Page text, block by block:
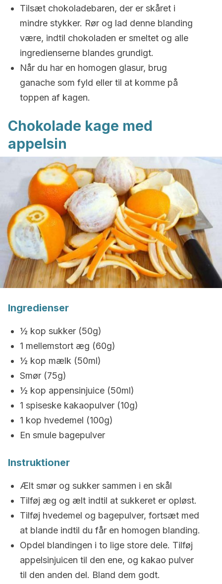
Tilsæt chokoladebaren, der er skåret i
mindre stykker. Rør og lad denne blanding
være, indtil chokoladen er smeltet og alle
ingredienserne blandes grundigt.
Når du har en homogen glasur, brug
ganache som fyld eller til at komme på
toppen af kagen.
Chokolade kage med
appelsin
Ingredienser
½ kop sukker (50g)
1 mellemstort æg (60g)
½ kop mælk (50ml)
Smør (75g)
½ kop appensinjuice (50ml)
1 spiseske kakaopulver (10g)
1 kop hvedemel (100g)
En smule bagepulver
Instruktioner
Ælt smør og sukker sammen i en skål
Tilføj æg og ælt indtil at sukkeret er opløst.
Tilføj hvedemel og bagepulver, fortsæt med
at blande indtil du får en homogen blanding.
Opdel blandingen i to lige store dele. Tilføj
appelsinjuicen til den ene, og kakao pulver
til den anden del. Bland dem godt.